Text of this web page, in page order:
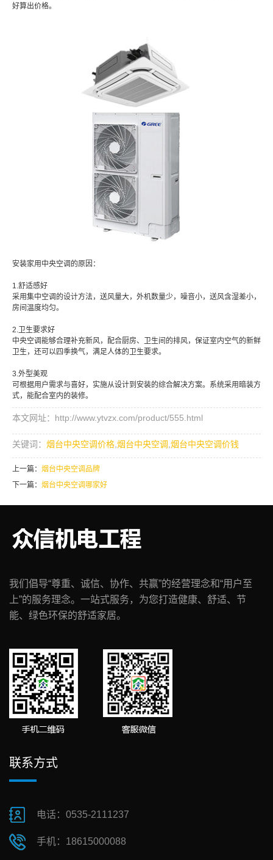
好算出价格。
安装家用中央空调的原因：
1.舒适感好
采用集中空调的设计方法，送风量大，外机数量少，噪音小，送风含湿差小，
房间温度均匀。
2.卫生要求好
中央空调能够合理补充新风，配合厨房、卫生间的排风，保证室内空气的新鲜
卫生，还可以四季换气，满足人体的卫生要求。
3.外型美观
可根据用户需求与喜好，实施从设计到安装的综合解决方案。系统采用暗装方
式，能配合室内的装修。
本文网址：http://www.ytvzx.com/product/555.html
关键词： 烟台中央空调价格 烟台中央空调 烟台中央空调价钱
上一篇： 烟台中央空调品牌
下一篇： 烟台中央空调哪家好
我们倡导“尊重、诚信、协作、共赢”的经营理念和“用户至
上”的服务理念。一站式服务，为您打造健康、舒适、节
能、绿色环保的舒适家居。
联系方式
电话：0535-2111237
手机：18615000088